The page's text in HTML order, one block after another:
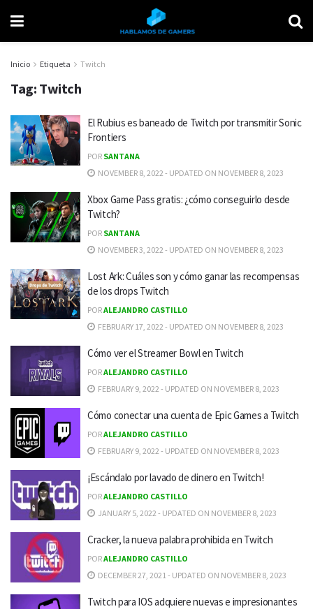
Inicio Etiqueta Twitch
Tag: Twitch
El Rubius es baneado de Twitch por transmitir Sonic
Frontiers
POR SANTANA
NOVEMBER 8, 2022 - UPDATED ON NOVEMBER 8, 2023
Xbox Game Pass gratis: ¿cómo conseguirlo desde
Twitch?
POR SANTANA
NOVEMBER 3, 2022 - UPDATED ON NOVEMBER 8, 2023
Lost Ark: Cuáles son y cómo ganar las recompensas
de los drops Twitch
PORALEJANDRO CASTILLO
FEBRUARY 17, 2022 - UPDATED ON NOVEMBER 8, 2023
Cómo ver el Streamer Bowl en Twitch
PORALEJANDRO CASTILLO
FEBRUARY 9, 2022 - UPDATED ON NOVEMBER 8, 2023
Cómo conectar una cuenta de Epic Games a Twitch
PORALEJANDRO CASTILLO
FEBRUARY 9, 2022 - UPDATED ON NOVEMBER 8, 2023
¡Escándalo por lavado de dinero en Twitch!
PORALEJANDRO CASTILLO
JANUARY 5, 2022 - UPDATED ON NOVEMBER 8, 2023
Cracker, la nueva palabra prohibida en Twitch
PORALEJANDRO CASTILLO
DECEMBER 27, 2021 - UPDATED ON NOVEMBER 8, 2023
Twitch para IOS adquiere nuevas e impresionantes